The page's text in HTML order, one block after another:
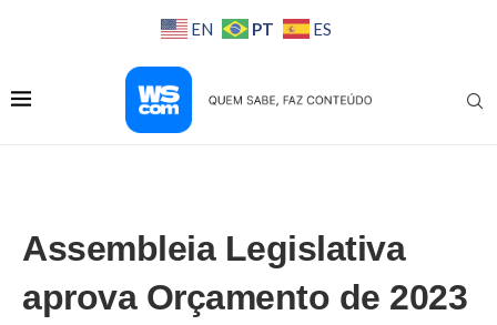
EN PT ES
Assembleia Legislativa
aprova Orçamento de 2023